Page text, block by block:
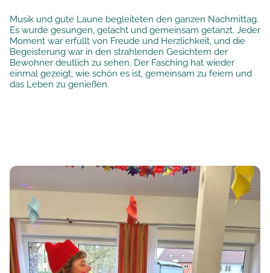
Musik und gute Laune begleiteten den ganzen Nachmittag.
Es wurde gesungen, gelacht und gemeinsam getanzt. Jeder
Moment war erfüllt von Freude und Herzlichkeit, und die
Begeisterung war in den strahlenden Gesichtern der
Bewohner deutlich zu sehen. Der Fasching hat wieder
einmal gezeigt, wie schön es ist, gemeinsam zu feiern und
das Leben zu genießen.